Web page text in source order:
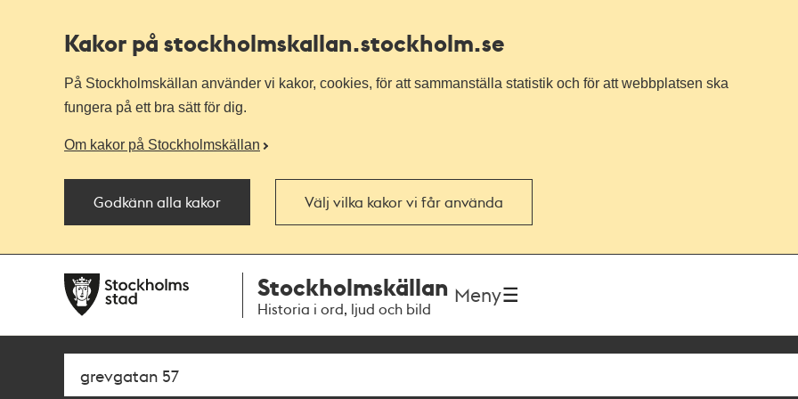
Kakor på stockholmskallan.stockholm.se
På Stockholmskällan använder vi kakor, cookies, för att sammanställa statistik och för att webbplatsen ska
fungera på ett bra sätt för dig.
Om kakor på Stockholmskällan
Godkänn alla kakor Välj vilka kakor vi får använda
navigationen
huvudinnehållet
Stockholmskällan
Historia i ord, ljud och bild
Meny
Sök